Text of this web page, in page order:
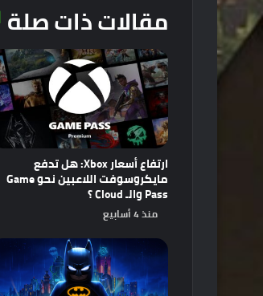
مقالات ذات صلة
ارتفاع أسعار Xbox: هل تدفع
مايكروسوفت اللاعبين نحو Game
Pass والـ Cloud ؟
منذ 4 أسابيع